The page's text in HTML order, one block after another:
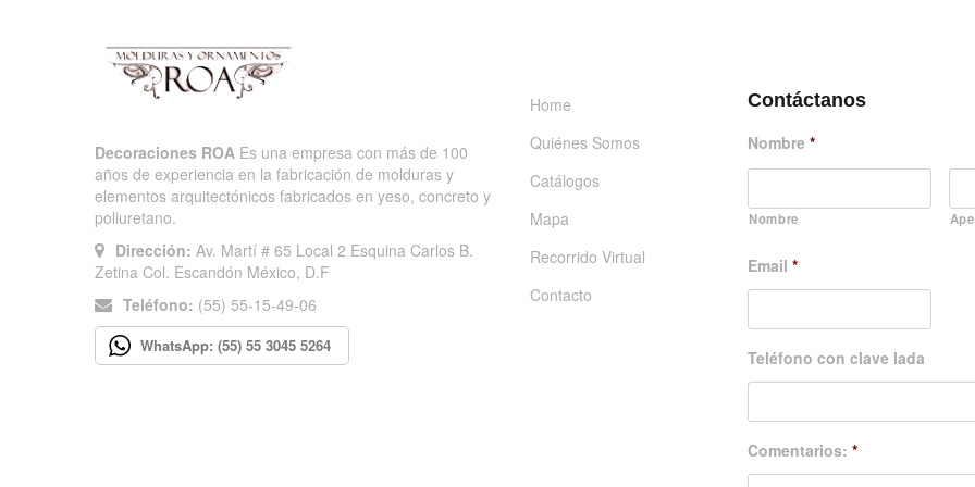
Decoraciones ROA Es una empresa con más de 100
años de experiencia en la fabricación de molduras y
elementos arquitectónicos fabricados en yeso, concreto y
poliuretano.
Dirección: Av. Martí # 65 Local 2 Esquina Carlos B.
Zetina Col. Escandón México, D.F
Teléfono: (55) 55-15-49-06
WhatsApp: (55) 55 3045 5264
Home
Quiénes Somos
Catálogos
Mapa
Recorrido Virtual
Contacto
Contáctanos
Nombre *
Nombre
Email *
Teléfono con clave lada
Comentarios: *